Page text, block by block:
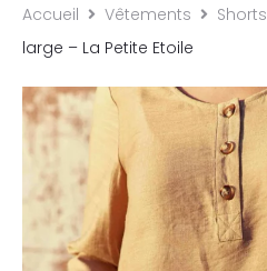
Accueil Vêtements Shorts
large – La Petite Etoile